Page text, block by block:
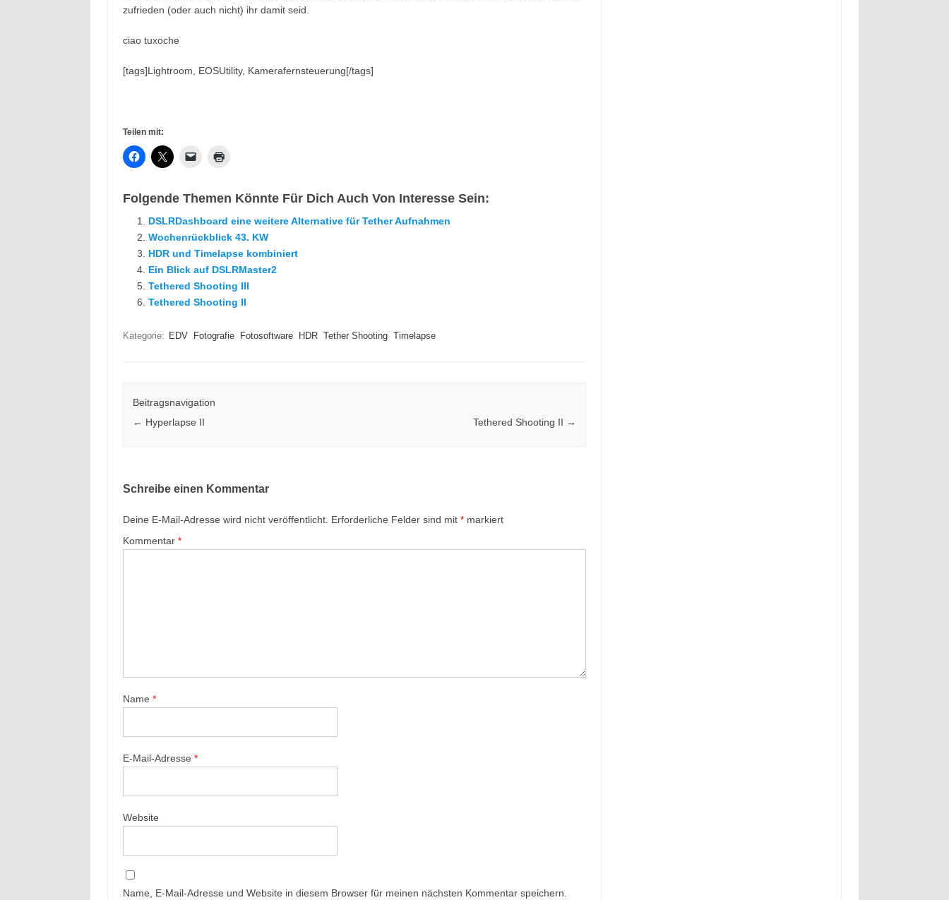
zufrieden (oder auch nicht) ihr damit seid.
ciao tuxoche
[tags]Lightroom, EOSUtility, Kamerafernsteuerung[/tags]
Teilen mit:
Folgende Themen Könnte Für Dich Auch Von Interesse Sein:
DSLRDashboard eine weitere Alternative für Tether Aufnahmen
Wochenrückblick 43. KW
HDR und Timelapse kombiniert
Ein Blick auf DSLRMaster2
Tethered Shooting III
Tethered Shooting II
Kategorie: EDV Fotografie Fotosoftware HDR Tether Shooting Timelapse
Beitragsnavigation
← Hyperlapse II Tethered Shooting II →
Schreibe einen Kommentar
Deine E-Mail-Adresse wird nicht veröffentlicht. Erforderliche Felder sind mit *markiert
Kommentar *
Name *
E-Mail-Adresse *
Website
Name, E-Mail-Adresse und Website in diesem Browser für meinen nächsten Kommentar speichern.